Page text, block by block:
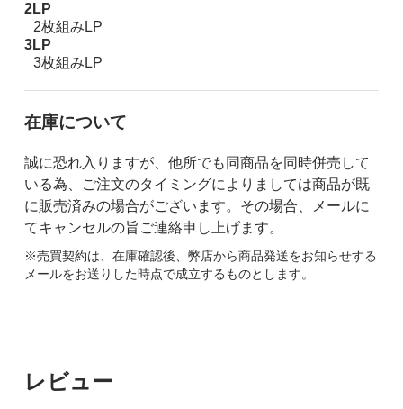
2LP
2枚組みLP
3LP
3枚組みLP
在庫について
誠に恐れ入りますが、他所でも同商品を同時併売して
いる為、ご注文のタイミングによりましては商品が既
に販売済みの場合がございます。その場合、メールに
てキャンセルの旨ご連絡申し上げます。
※売買契約は、在庫確認後、弊店から商品発送をお知らせする
メールをお送りした時点で成立するものとします。
レビュー